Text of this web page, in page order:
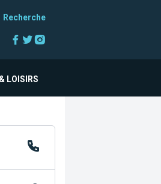
Recherche
Facebook
Twitter
LOISIRS